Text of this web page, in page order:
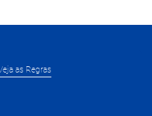
as Regras